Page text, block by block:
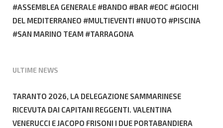
ASSEMBLEA GENERALE BANDO BAR EOC
GIOCHI
DEL MEDITERRANEO
MULTIEVENTI NUOTO
PISCINA
SAN MARINO TEAM
TARRAGONA
ULTIME NEWS
TARANTO 2026, LA DELEGAZIONE SAMMARINESE
RICEVUTA DAI CAPITANI REGGENTI. VALENTINA
VENERUCCI E JACOPO FRISONI I DUE PORTABANDIERA